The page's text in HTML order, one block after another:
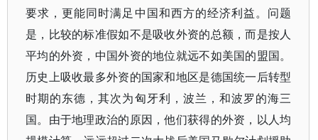
要求，更能同时满足中国和西方的经济利益。问题
是，比较的标准假如不是吸收外资的总额，而是按人
平均的外资，中国外资的地位就远不如美国的盟国。
历史上吸收最多外资的国家和地区是德国统一后转型
时期的东德，其次为匈牙利，波兰，和波罗的海三
国。由于地理政治的原因，他们获得的外资，以人均